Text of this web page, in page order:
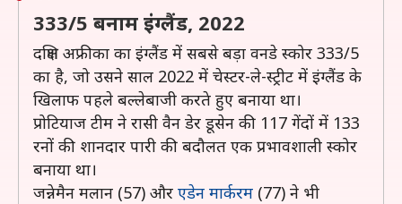
333/5 बनाम इंग्लैंड, 2022
दक्षिण अफ्रीका का इंग्लैंड में सबसे बड़ा वनडे स्कोर 333/5
का है, जो उसने साल 2022 में चेस्टर-ले-स्ट्रीट में इंग्लैंड के
खिलाफ पहले बल्लेबाजी करते हुए बनाया था।
प्रोटियाज टीम ने रासी वैन डेर डूसेन की 117 गेंदों में 133
रनों की शानदार पारी की बदौलत एक प्रभावशाली स्कोर
बनाया था।
जन्नेमैन मलान (57) और एडेन मार्करम (77) ने भी